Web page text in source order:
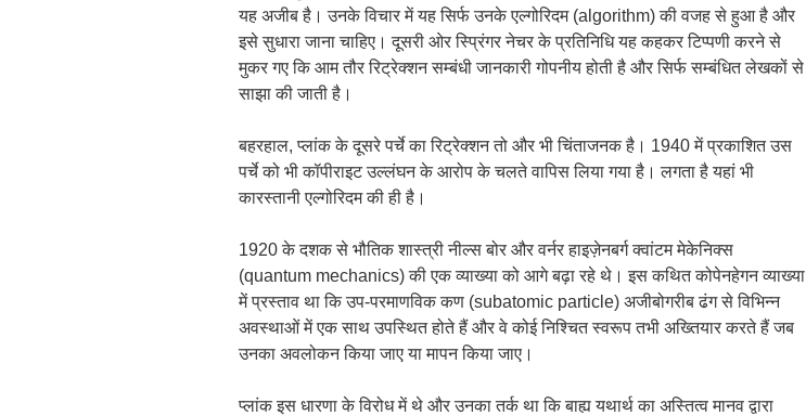
यह अजीब है। उनके विचार में यह सिर्फ उनके एल्गोरिदम (algorithm) की वजह से हुआ है और
इसे सुधारा जाना चाहिए। दूसरी ओर स्प्रिंगर नेचर के प्रतिनिधि यह कहकर टिप्पणी करने से
मुकर गए कि आम तौर रिट्रेक्शन सम्बंधी जानकारी गोपनीय होती है और सिर्फ सम्बंधित लेखकों से
साझा की जाती है।
बहरहाल, प्लांक के दूसरे पर्चे का रिट्रेक्शन तो और भी चिंताजनक है। 1940 में प्रकाशित उस
पर्चे को भी कॉपीराइट उल्लंघन के आरोप के चलते वापिस लिया गया है। लगता है यहां भी
कारस्तानी एल्गोरिदम की ही है।
1920 के दशक से भौतिक शास्त्री नील्स बोर और वर्नर हाइज़ेनबर्ग क्वांटम मेकेनिक्स
(quantum mechanics) की एक व्याख्या को आगे बढ़ा रहे थे। इस कथित कोपेनहेगन व्याख्या
में प्रस्ताव था कि उप-परमाणविक कण (subatomic particle) अजीबोगरीब ढंग से विभिन्न
अवस्थाओं में एक साथ उपस्थित होते हैं और वे कोई निश्चित स्वरूप तभी अख्तियार करते हैं जब
उनका अवलोकन किया जाए या मापन किया जाए।
प्लांक इस धारणा के विरोध में थे और उनका तर्क था कि बाह्य यथार्थ का अस्तित्व मानव द्वारा